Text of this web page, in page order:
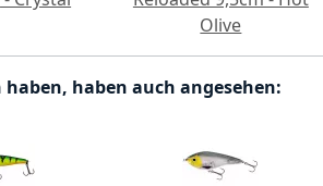
Olive
haben auch angesehen: